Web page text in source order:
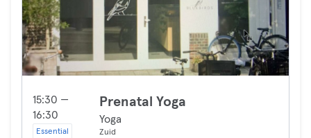
15:30 —
16:30
Essential
Prenatal Yoga
Yoga
Zuid